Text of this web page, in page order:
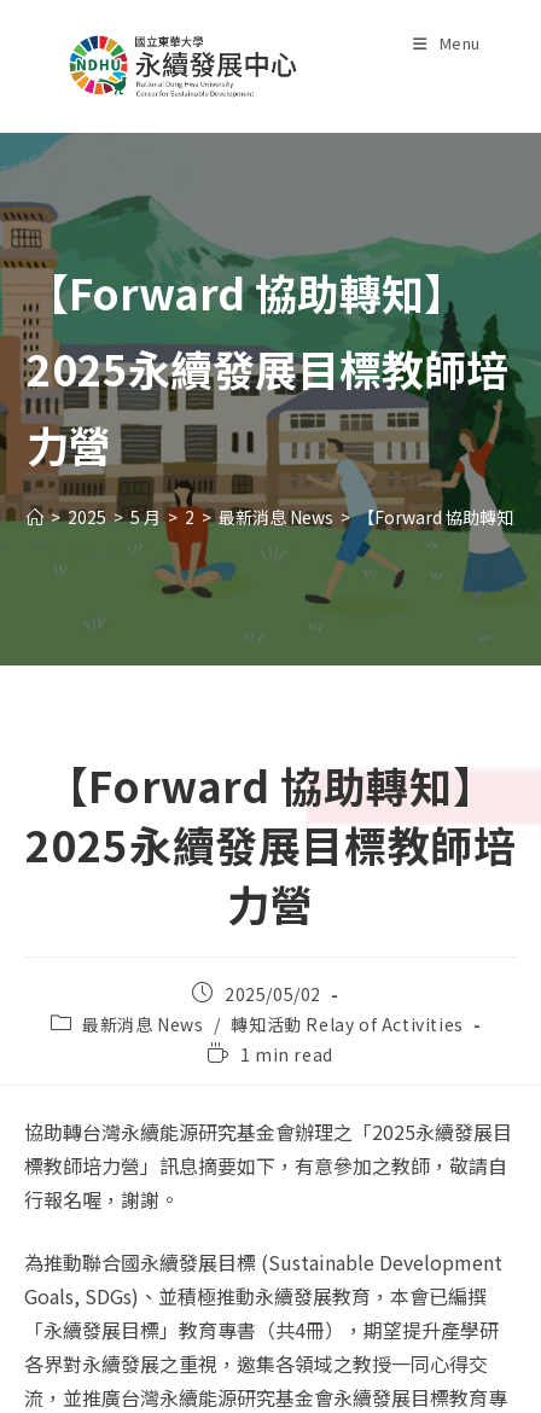
Menu
【Forward 協助轉知】
2025永續發展目標教師培
力營
> 2025 > 5 月 > 2 > 最新消息 News > 【Forward 協助轉知】
【Forward 協助轉知】
2025永續發展目標教師培
力營
Post
published:
2025/05/02
Post最新消息 News / 轉知活動 Relay of Activities
Reading1 min read
協助轉台灣永續能源研究基金會辦理之「2025永續發展目
標教師培力營」訊息摘要如下，有意參加之教師，敬請自
行報名喔，謝謝。
為推動聯合國永續發展目標 (Sustainable Development
Goals, SDGs)、並積極推動永續發展教育，本會已編撰
「永續發展目標」教育專書（共4冊），期望提升產學研
各界對永續發展之重視，邀集各領域之教授一同心得交
流，並推廣台灣永續能源研究基金會永續發展目標教育專